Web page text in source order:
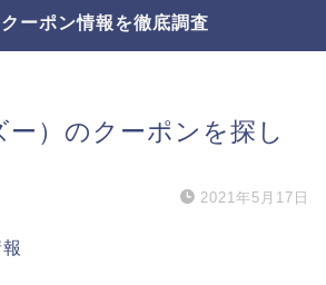
ーポン情報を徹底調査
ー）のクーポンを探し
2021年5月17日